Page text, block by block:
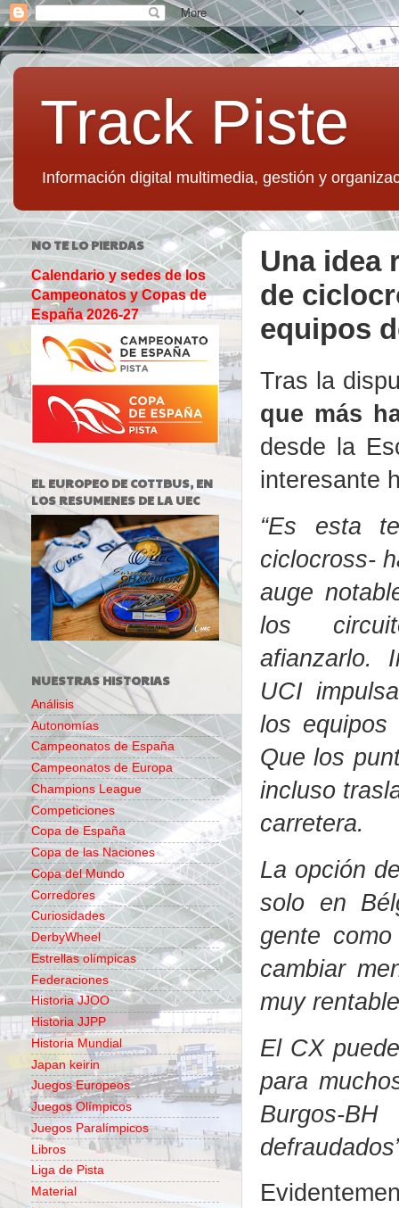
Track Piste
Información digital multimedia, gestión y
Una idea
de
equipos
Tras la
que más
desde la
interesante
“Es esta
ciclocross-
auge
los
afianzarlo.
UCI
los equipos
Que los
incluso
carretera.
La opción
solo en
gente
cambiar
muy
El CX
para
Burgos-
NO TE LO PIERDAS
Calendario y sedes de los
Campeonatos y Copas de
España 2026-27
EL EUROPEO DE COTTBUS, EN
LOS RESUMENES DE LA UEC
NUESTRAS HISTORIAS
Análisis
Autonomías
Campeonatos de España
Campeonatos de Europa
Champions League
Competiciones
Copa de España
Copa de las Naciones
Copa del Mundo
Corredores
Curiosidades
DerbyWheel
Estrellas olímpicas
Federaciones
Historia JJOO
Historia JJPP
Historia Mundial
Japan keirin
Juegos Europeos
Juegos Olímpicos
Juegos Paralímpicos
Libros
Liga de Pista
Material